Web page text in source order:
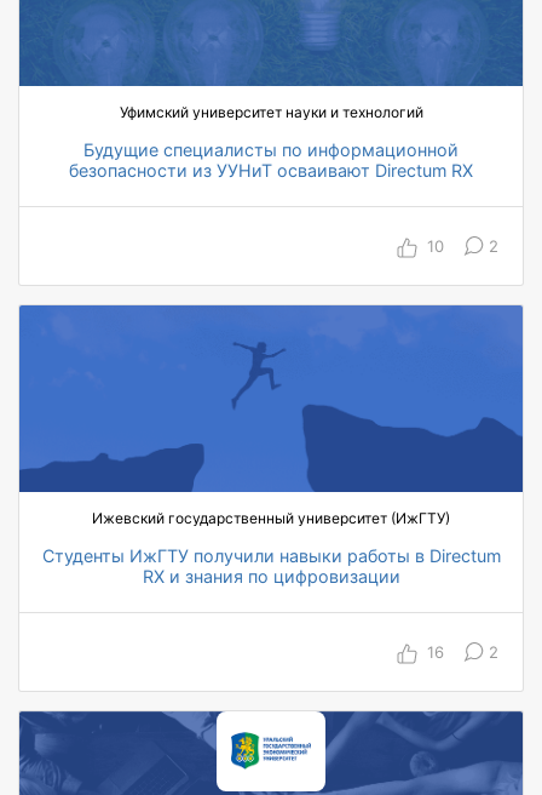
Уфимский университет науки и технологий
Будущие специалисты по информационной
безопасности из УУНиТ осваивают Directum RX
10 2
Ижевский государственный университет (ИжГТУ)
Студенты ИжГТУ получили навыки работы в Directum
RX и знания по цифровизации
16 2